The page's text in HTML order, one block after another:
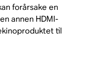
forårsake en
annen HDMI-
til